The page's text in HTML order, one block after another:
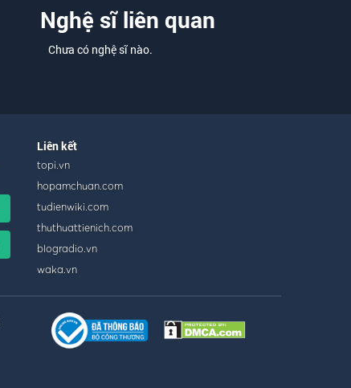
Nghệ sĩ liên quan
Chưa có nghệ sĩ nào.
Liên kết
topi.vn
hopamchuan.com
tudienwiki.com
thuthuattienich.com
blogradio.vn
waka.vn